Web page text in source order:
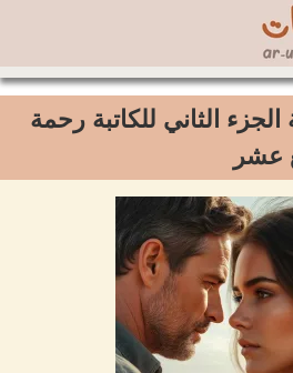
الجزء الثاني للكاتبة رحمة
عشر